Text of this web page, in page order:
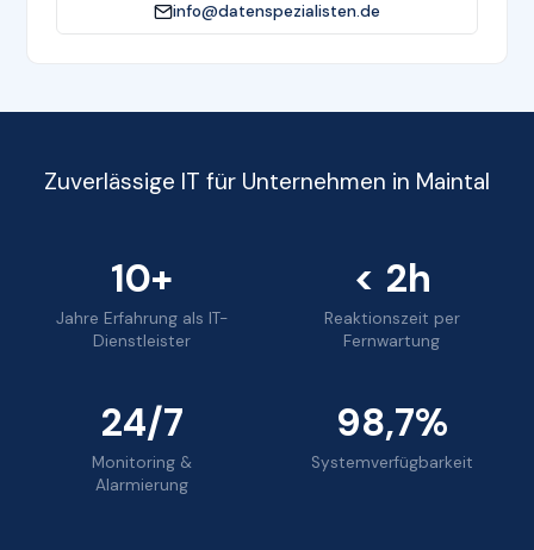
info@datenspezialisten.de
Zuverlässige IT für Unternehmen in Maintal
10+
Jahre Erfahrung als IT-
Dienstleister
< 2h
Reaktionszeit per
Fernwartung
24/7
Monitoring &
Alarmierung
98,7%
Systemverfügbarkeit